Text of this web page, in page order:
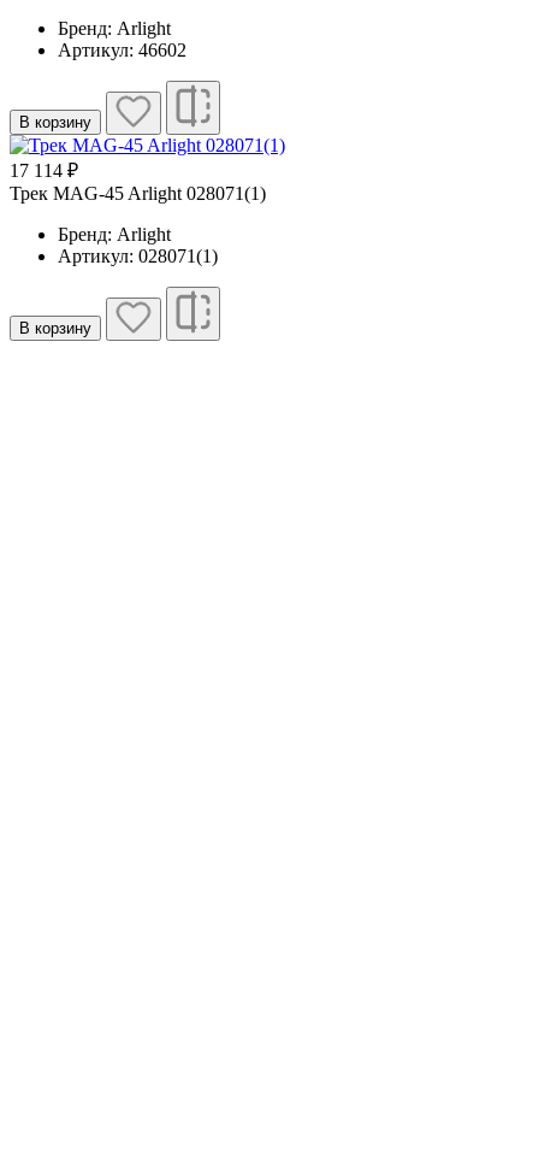
Бренд: Arlight
Артикул: 46602
В корзину
17 114 ₽
Трек MAG-45 Arlight 028071(1)
Бренд: Arlight
Артикул: 028071(1)
В корзину